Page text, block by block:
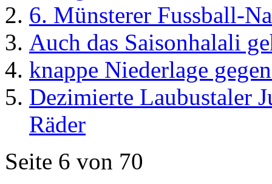
6. Münsterer Fussball-
Auch das Saisonhalali
knappe Niederlage
Dezimierte Laubustaler
Räder
Seite 6 von 70